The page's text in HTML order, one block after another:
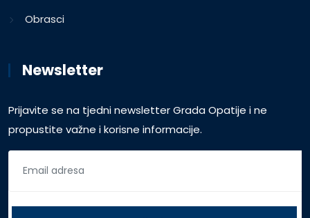
Obrasci
Newsletter
Prijavite se na tjedni newsletter Grada Opatije i ne
propustite važne i korisne informacije.